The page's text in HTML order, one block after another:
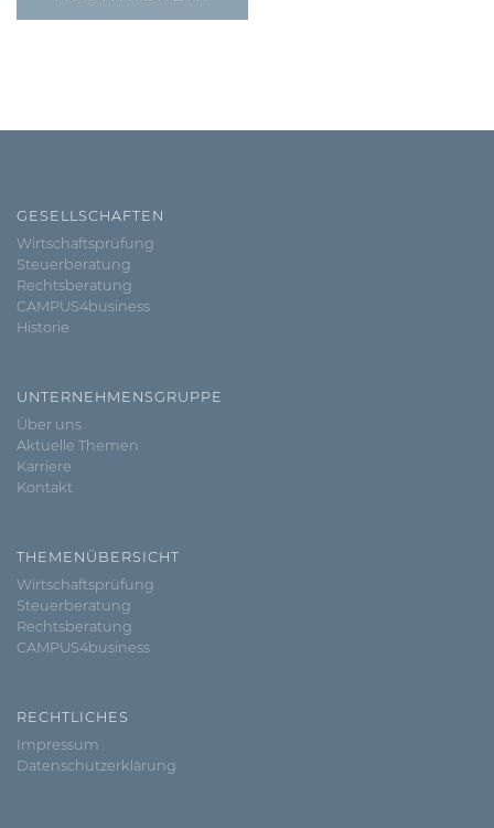
GESELLSCHAFTEN
Wirtschaftsprüfung
Steuerberatung
Rechtsberatung
CAMPUS4business
Historie
UNTERNEHMENSGRUPPE
Über uns
Aktuelle Themen
Karriere
Kontakt
THEMENÜBERSICHT
Wirtschaftsprüfung
Steuerberatung
Rechtsberatung
CAMPUS4business
RECHTLICHES
Impressum
Datenschutzerklärung